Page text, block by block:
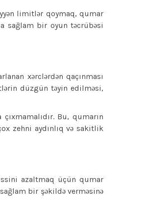
limitlər qoymaq, qumar
sağlam bir oyun təcrübəsi
xərclərdən qaçınması
düzgün təyin edilməsi,
Bu, qumarın
zehni aydınlıq və sakitlik
azaltmaq üçün qumar
bir şəkildə verməsinə